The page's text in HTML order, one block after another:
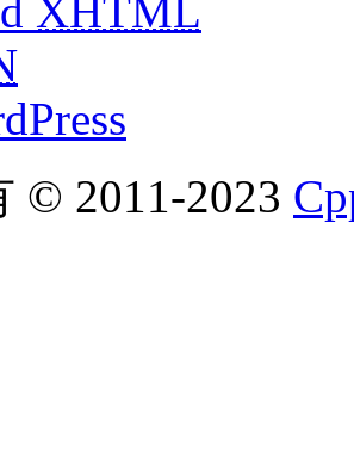
XHTML
© 2011-2023